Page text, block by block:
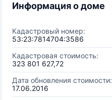
Информация о доме
Кадастровый номер:
53:23:7814704:3586
Кадастровая стоимость:
323 801 627,72
Дата обновления стоимости:
17.06.2016